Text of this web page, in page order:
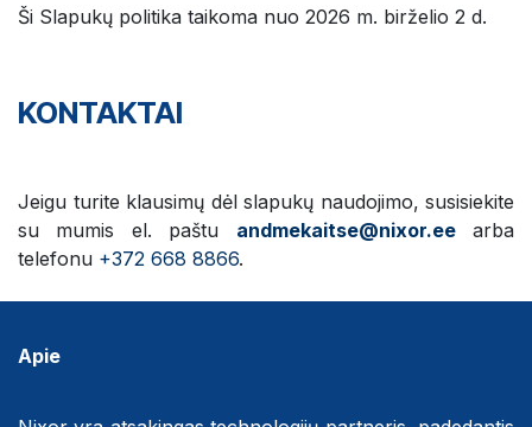
Ši Slapukų politika taikoma nuo 2026 m. birželio 2 d.
KONTAKTAI
Jeigu turite klausimų dėl slapukų naudojimo, susisiekite
su mumis el. paštu andmekaitse@nixor.eearba
telefonu +372 668 8866.
Apie